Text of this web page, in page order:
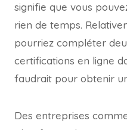
signifie que vous
rien de temps.
pourriez compléter
certifications en ligne
faudrait pour obtenir
Des entreprises